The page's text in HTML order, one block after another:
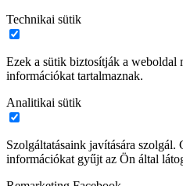
Technikai sütik
Ezek a sütik biztosítják a weboldal
információkat tartalmaznak.
Analitikai sütik
Szolgáltatásaink javítására
információkat gyűjt az Ön által